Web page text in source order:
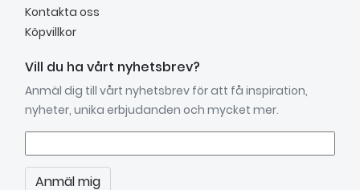
Kontakta oss
Köpvillkor
Vill du ha vårt nyhetsbrev?
Anmäl dig till vårt nyhetsbrev för att få inspiration,
nyheter, unika erbjudanden och mycket mer.
Anmäl mig